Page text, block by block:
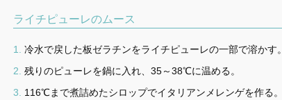
ライチピューレのムース
冷水で戻した板ゼラチンをライチピューレの一部で溶かす。
残りのピューレを鍋に入れ、35～38℃に温める。
116℃まで煮詰めたシロップでイタリアンメレンゲを作る。